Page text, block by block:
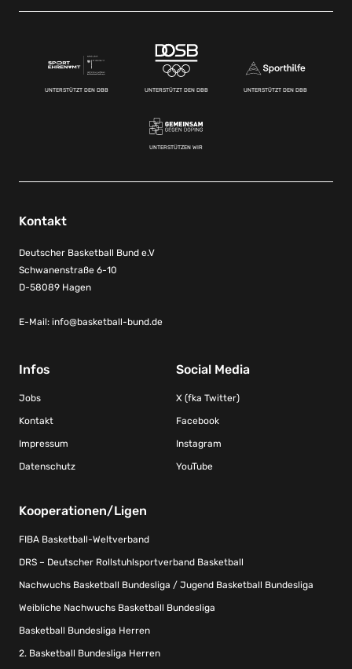
UNTERSTÜTZT DEN DBB UNTERSTÜTZT DEN DBB UNTERSTÜTZT DEN DBB
UNTERSTÜTZEN WIR
Kontakt
Deutscher Basketball Bund e.V
Schwanenstraße 6-10
D-58089 Hagen
E-Mail: info@basketball-bund.de
Infos
Jobs
Kontakt
Impressum
Datenschutz
Social Media
X (fka Twitter)
Facebook
Instagram
YouTube
Kooperationen/Ligen
FIBA Basketball-Weltverband
DRS – Deutscher Rollstuhlsportverband Basketball
Nachwuchs Basketball Bundesliga / Jugend Basketball Bundesliga
Weibliche Nachwuchs Basketball Bundesliga
Basketball Bundesliga Herren
2. Basketball Bundesliga Herren